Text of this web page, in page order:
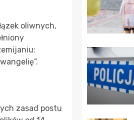
oliwnych,
zasad postu